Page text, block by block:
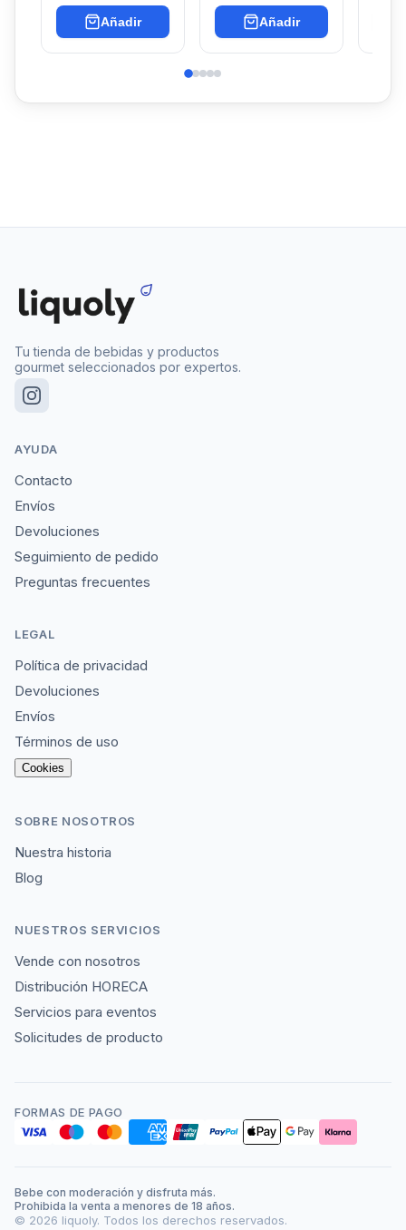
Añadir Añadir
Tu tienda de bebidas y productos
gourmet seleccionados por expertos.
AYUDA
Contacto
Envíos
Devoluciones
Seguimiento de pedido
Preguntas frecuentes
LEGAL
Política de privacidad
Devoluciones
Envíos
Términos de uso
Cookies
SOBRE NOSOTROS
Nuestra historia
Blog
NUESTROS SERVICIOS
Vende con nosotros
Distribución HORECA
Servicios para eventos
Solicitudes de producto
FORMAS DE PAGO
Bebe con moderación y disfruta más.
Prohibida la venta a menores de 18 años.
© 2026 liquoly. Todos los derechos reservados.